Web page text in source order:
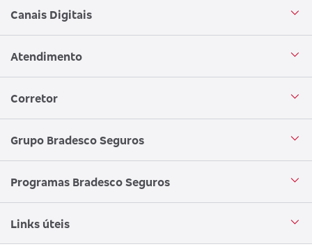
Canais Digitais
Aplicativo Bradesco Seguros
WhatsApp
Clube de Vantagens
Atendimento
Central de Atendimento
SAC Bradesco Seguros
Canal de Denúncias
Corretor
Seja um corretor
Aplicativo corretor
Grupo Bradesco Seguros
Conheça o Grupo Bradesco Seguros
Trabalhe conosco
Programas Bradesco Seguros
Circuito Cultural
Links úteis